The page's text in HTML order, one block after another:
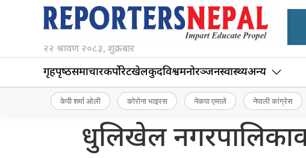
२२ श्रावण २०८३, शुक्रबार
गृहपृष्‍ठसमाचारकर्पोरेटखेलकुदविश्वमनोरञ्जनस्वास्थ्यअन्य
केपी शर्मा ओली कोरोना भाइरस नेकपा एमाले नेपाली कांग्रेस
धुलिखेल